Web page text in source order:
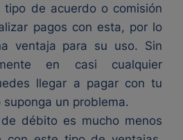
tipo de acuerdo o comisión
pagos con esta, por lo
ventaja para su uso. Sin
en casi cualquier
llegar a pagar con tu
un problema.
débito es mucho menos